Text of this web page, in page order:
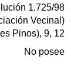
1.725/98
Vecinal)
Pinos), 9, 12
No posee